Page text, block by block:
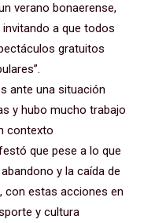
verano bonaerense,
a que todos
gratuitos
ante una situación
y hubo mucho trabajo
contexto
que pese a lo que
y la caída de
con estas acciones en
y cultura